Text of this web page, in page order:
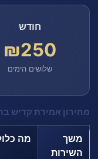
חודש
₪250
שלושים הימים
מחירון אמירת קדיש
משך
השירות
מה כלול